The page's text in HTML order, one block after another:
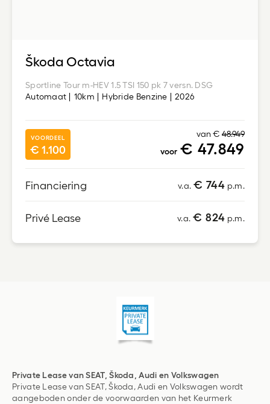
Škoda Octavia
Sportline Tour m-HEV 1.5 TSI 150 pk 7 versn. DSG
Automaat
10km Hybride Benzine 2026
van €48.949
voor € 47.849
VOORDEEL
€ 1.100
Financiering v.a. € 744 p.m.
Privé Lease v.a. € 824 p.m.
Private Lease van SEAT, Škoda, Audi en Volkswagen
Private Lease van SEAT, Škoda, Audi en Volkswagen wordt
aangeboden onder de voorwaarden van het Keurmerk